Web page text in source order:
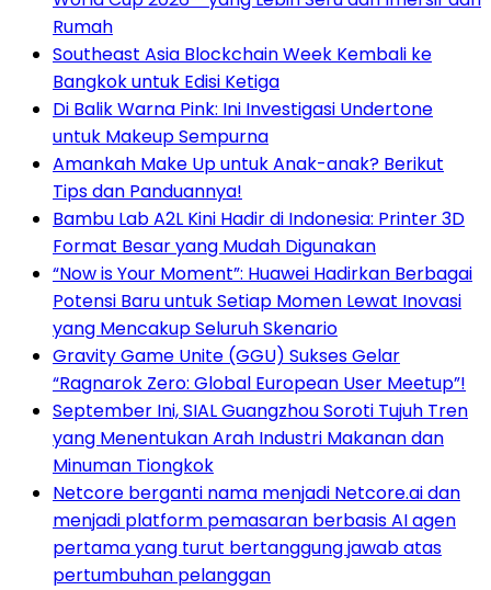
Rumah
Southeast Asia Blockchain Week Kembali ke
Bangkok untuk Edisi Ketiga
Di Balik Warna Pink: Ini Investigasi Undertone
untuk Makeup Sempurna
Amankah Make Up untuk Anak-anak? Berikut
Tips dan Panduannya!
Bambu Lab A2L Kini Hadir di Indonesia: Printer 3D
Format Besar yang Mudah Digunakan
“Now is Your Moment”: Huawei Hadirkan Berbagai
Potensi Baru untuk Setiap Momen Lewat Inovasi
yang Mencakup Seluruh Skenario
Gravity Game Unite (GGU) Sukses Gelar
“Ragnarok Zero: Global European User Meetup”!
September Ini, SIAL Guangzhou Soroti Tujuh Tren
yang Menentukan Arah Industri Makanan dan
Minuman Tiongkok
Netcore berganti nama menjadi Netcore.ai dan
menjadi platform pemasaran berbasis AI agen
pertama yang turut bertanggung jawab atas
pertumbuhan pelanggan